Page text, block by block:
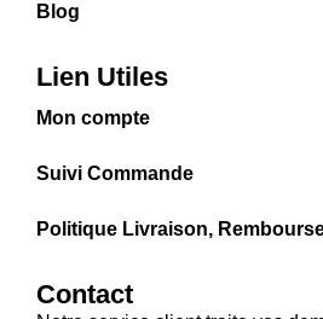
Blog
Lien Utiles
Mon compte
Suivi Commande
Politique Livraison,
Contact